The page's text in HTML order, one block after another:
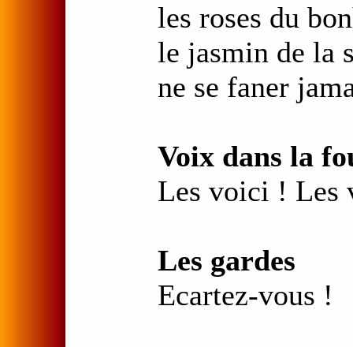
les roses du
le jasmin de la
ne se faner
Voix dans la
Les voici ! Les
Les gardes
Ecartez-vous !